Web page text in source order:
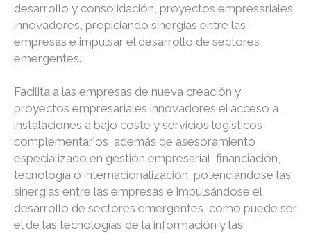
desarrollo y consolidación, proyectos empresariales
innovadores, propiciando sinergias entre las
empresas e impulsar el desarrollo de sectores
emergentes.
Facilita a las empresas de nueva creación y
proyectos empresariales innovadores el acceso a
instalaciones a bajo coste y servicios logísticos
complementarios, además de asesoramiento
especializado en gestión empresarial, financiación,
tecnología o internacionalización, potenciándose las
sinergias entre las empresas e impulsándose el
desarrollo de sectores emergentes, como puede ser
el de las tecnologías de la información y las